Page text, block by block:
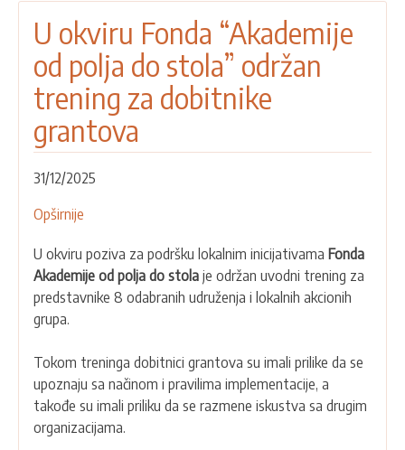
U okviru Fonda “Akademije
od polja do stola” održan
trening za dobitnike
grantova
31/12/2025
Opširnije
okviru
Fonda
“Akademije
do
stola”
održan
trening
U okviru poziva za podršku lokalnim inicijativama Fonda
Akademije od polja do stola je održan uvodni trening za
predstavnike 8 odabranih udruženja i lokalnih akcionih
grupa.
Tokom treninga dobitnici grantova su imali prilike da se
upoznaju sa načinom i pravilima implementacije, a
takođe su imali priliku da se razmene iskustva sa drugim
organizacijama.